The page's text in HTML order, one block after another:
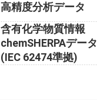
高精度分析データ
含有化学物質情報
chemSHERPAデータ
(IEC 62474準拠)